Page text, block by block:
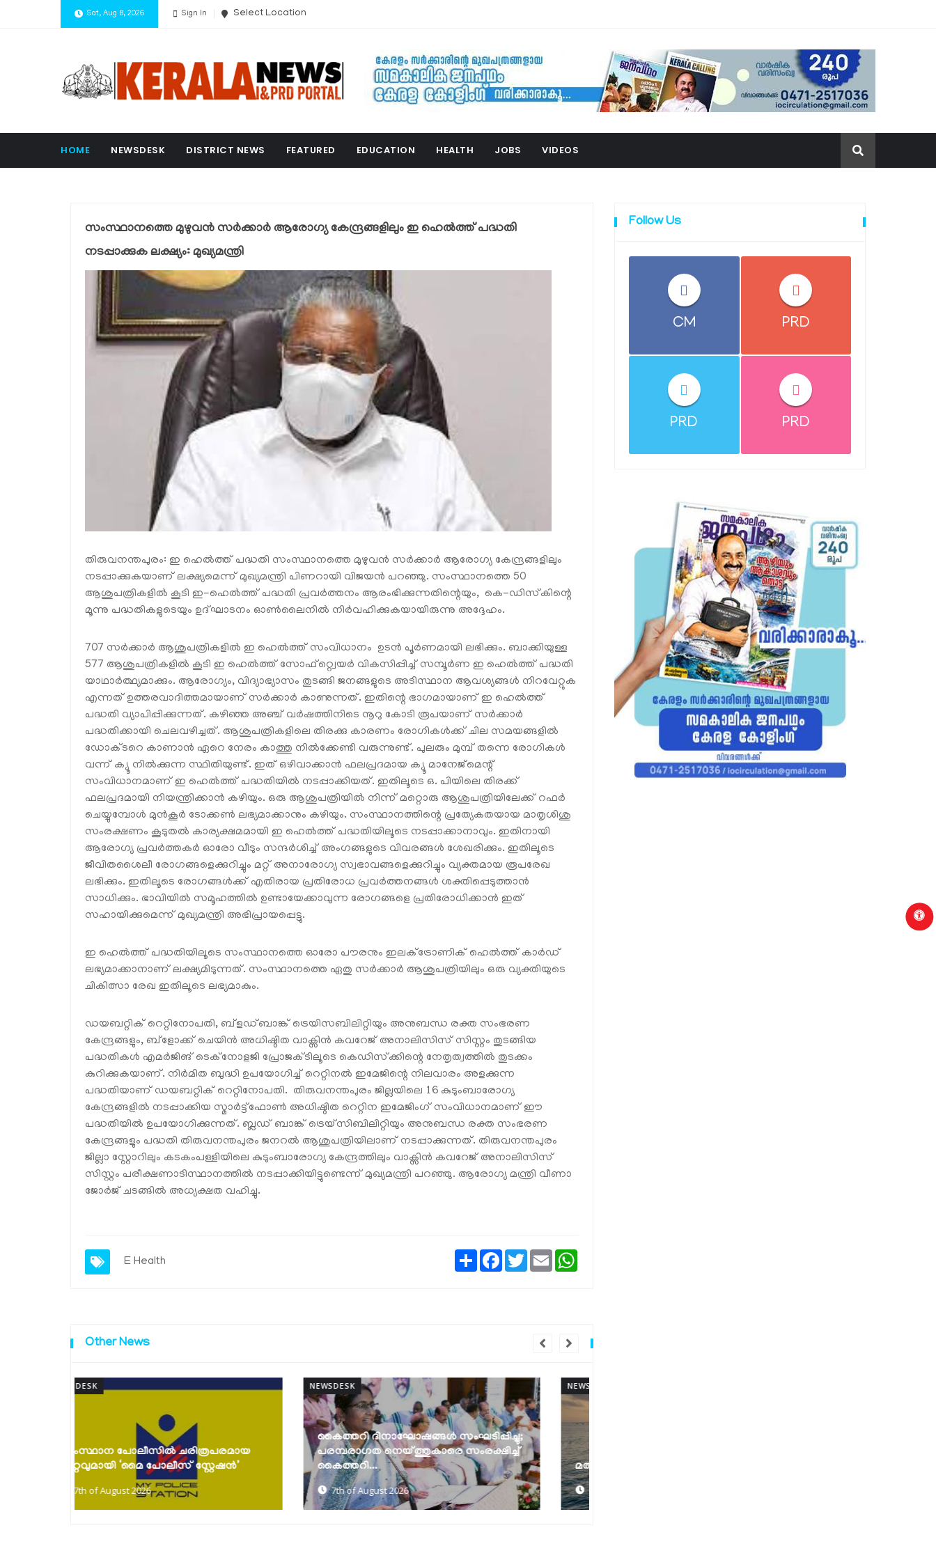
Sat, Aug 8, 2026 Sign In Select Location
HOME NEWSDESK DISTRICT NEWS FEATURED EDUCATION HEALTH JOBS VIDEOS
സംസ്ഥാനത്തെ മുഴുവന്‍ സര്‍ക്കാര്‍ ആരോഗ്യ കേന്ദ്രങ്ങളിലും ഇ ഹെല്‍ത്ത് പദ്ധതി
നടപ്പാക്കുക ലക്ഷ്യം: മുഖ്യമന്ത്രി
തിരുവനന്തപുരം: ഇ ഹെല്‍ത്ത് പദ്ധതി സംസ്ഥാനത്തെ മുഴുവന്‍ സര്‍ക്കാര്‍ ആരോഗ്യ കേന്ദ്രങ്ങളിലും
നടപ്പാക്കുകയാണ് ലക്ഷ്യമെന്ന് മുഖ്യമന്ത്രി പിണറായി വിജയന്‍ പറഞ്ഞു. സംസ്ഥാനത്തെ 50
ആശുപത്രികളില്‍ കൂടി ഇ-ഹെല്‍ത്ത് പദ്ധതി പ്രവര്‍ത്തനം ആരംഭിക്കുന്നതിന്റെയും, കെ-ഡിസ്‌കിന്റെ
മൂന്നു പദ്ധതികളുടെയും ഉദ്ഘാടനം ഓണ്‍ലൈനില്‍ നിര്‍വഹിക്കുകയായിരുന്നു അദ്ദേഹം.
707 സര്‍ക്കാര്‍ ആശുപത്രികളില്‍ ഇ ഹെല്‍ത്ത് സംവിധാനം ഉടന്‍ പൂര്‍ണമായി ലഭിക്കും. ബാക്കിയുള്ള
577 ആശുപത്രികളില്‍ കൂടി ഇ ഹെല്‍ത്ത് സോഫ്റ്റ്വെയര്‍ വികസിപ്പിച്ച് സമ്പൂര്‍ണ ഇ ഹെല്‍ത്ത് പദ്ധതി
യാഥാര്‍ത്ഥ്യമാക്കും. ആരോഗ്യം, വിദ്യാഭ്യാസം തുടങ്ങി ജനങ്ങളുടെ അടിസ്ഥാന ആവശ്യങ്ങള്‍ നിറവേറ്റുക
എന്നത് ഉത്തരവാദിത്തമായാണ് സര്‍ക്കാര്‍ കാണുന്നത്. ഇതിന്റെ ഭാഗമായാണ് ഇ ഹെല്‍ത്ത്
പദ്ധതി വ്യാപിപ്പിക്കുന്നത്. കഴിഞ്ഞ അഞ്ച് വര്‍ഷത്തിനിടെ നൂറു കോടി രൂപയാണ് സര്‍ക്കാര്‍
പദ്ധതിക്കായി ചെലവഴിച്ചത്. ആശുപത്രികളിലെ തിരക്കു കാരണം രോഗികള്‍ക്ക് ചില സമയങ്ങളില്‍
ഡോക്ടറെ കാണാന്‍ ഏറെ നേരം കാത്തു നില്‍ക്കേണ്ടി വരുന്നുണ്ട്. പുലരും മുമ്പ് തന്നെ രോഗികള്‍
വന്ന് ക്യൂ നില്‍ക്കുന്ന സ്ഥിതിയുണ്ട്. ഇത് ഒഴിവാക്കാന്‍ ഫലപ്രദമായ ക്യൂ മാനേജ്മെന്റ്
സംവിധാനമാണ് ഇ ഹെല്‍ത്ത് പദ്ധതിയില്‍ നടപ്പാക്കിയത്. ഇതിലൂടെ ഒ. പിയിലെ തിരക്ക്
ഫലപ്രദമായി നിയന്ത്രിക്കാന്‍ കഴിയും. ഒരു ആശുപത്രിയില്‍ നിന്ന് മറ്റൊരു ആശുപത്രിയിലേക്ക് റഫര്‍
ചെയ്യുമ്പോള്‍ മുന്‍കൂര്‍ ടോക്കണ്‍ ലഭ്യമാക്കാനും കഴിയും. സംസ്ഥാനത്തിന്റെ പ്രത്യേകതയായ മാതൃശിശു
സംരക്ഷണം കൂടുതല്‍ കാര്യക്ഷമമായി ഇ ഹെല്‍ത്ത് പദ്ധതിയിലൂടെ നടപ്പാക്കാനാവും. ഇതിനായി
ആരോഗ്യ പ്രവര്‍ത്തകര്‍ ഓരോ വീടും സന്ദര്‍ശിച്ച് അംഗങ്ങളുടെ വിവരങ്ങള്‍ ശേഖരിക്കും. ഇതിലൂടെ
ജീവിതശൈലീ രോഗങ്ങളെക്കുറിച്ചും മറ്റ് അനാരോഗ്യ സ്വഭാവങ്ങളെക്കുറിച്ചും വ്യക്തമായ രൂപരേഖ
ലഭിക്കും. ഇതിലൂടെ രോഗങ്ങള്‍ക്ക് എതിരായ പ്രതിരോധ പ്രവര്‍ത്തനങ്ങള്‍ ശക്തിപ്പെടുത്താന്‍
സാധിക്കും. ഭാവിയില്‍ സമൂഹത്തില്‍ ഉണ്ടായേക്കാവുന്ന രോഗങ്ങളെ പ്രതിരോധിക്കാന്‍ ഇത്
സഹായിക്കുമെന്ന് മുഖ്യമന്ത്രി അഭിപ്രായപ്പെട്ടു.
ഇ ഹെല്‍ത്ത് പദ്ധതിയിലൂടെ സംസ്ഥാനത്തെ ഓരോ പൗരനും ഇലക്ട്രോണിക് ഹെല്‍ത്ത് കാര്‍ഡ്
ലഭ്യമാക്കാനാണ് ലക്ഷ്യമിടുന്നത്. സംസ്ഥാനത്തെ ഏതു സര്‍ക്കാര്‍ ആശുപത്രിയിലും ഒരു വ്യക്തിയുടെ
ചികിത്സാ രേഖ ഇതിലൂടെ ലഭ്യമാകും.
ഡയബറ്റിക് റെറ്റിനോപതി, ബ്ളഡ്ബാങ്ക് ട്രെയിസബിലിറ്റിയും അനുബന്ധ രക്ത സംഭരണ
കേന്ദ്രങ്ങളും, ബ്ളോക്ക് ചെയിന്‍ അധിഷ്ഠിത വാക്സിന്‍ കവറേജ് അനാലിസിസ് സിസ്റ്റം തുടങ്ങിയ
പദ്ധതികള്‍ എമര്‍ജിങ് ടെക്നോളജി പ്രോജക്ടിലൂടെ കെഡിസ്‌ക്കിന്റെ നേതൃത്വത്തില്‍ തുടക്കം
കുറിക്കുകയാണ്. നിര്‍മിത ബുദ്ധി ഉപയോഗിച്ച് റെറ്റിനല്‍ ഇമേജിന്റെ നിലവാരം അളക്കുന്ന
പദ്ധതിയാണ് ഡയബറ്റിക് റെറ്റിനോപതി. തിരുവനന്തപുരം ജില്ലയിലെ 16 കുടുംബാരോഗ്യ
കേന്ദ്രങ്ങളില്‍ നടപ്പാക്കിയ സ്മാര്‍ട്ട്‌ഫോണ്‍ അധിഷ്ഠിത റെറ്റിന ഇമേജിംഗ് സംവിധാനമാണ് ഈ
പദ്ധതിയില്‍ ഉപയോഗിക്കുന്നത്. ബ്ലഡ് ബാങ്ക് ട്രെയ്‌സിബിലിറ്റിയും അനുബന്ധ രക്ത സംഭരണ
കേന്ദ്രങ്ങളും പദ്ധതി തിരുവനന്തപുരം ജനറല്‍ ആശുപത്രിയിലാണ് നടപ്പാക്കുന്നത്. തിരുവനന്തപുരം
ജില്ലാ സ്റ്റോറിലും കടകംപള്ളിയിലെ കുടുംബാരോഗ്യ കേന്ദ്രത്തിലും വാക്സിന്‍ കവറേജ് അനാലിസിസ്
സിസ്റ്റം പരീക്ഷണാടിസ്ഥാനത്തില്‍ നടപ്പാക്കിയിട്ടുണ്ടെന്ന് മുഖ്യമന്ത്രി പറഞ്ഞു. ആരോഗ്യ മന്ത്രി വീണാ
ജോര്‍ജ് ചടങ്ങില്‍ അധ്യക്ഷത വഹിച്ചു.
E Health
ShareFacebook
TwitterEmail
Other News
NEWSDESK
കൈത്തറി ദിനാഘോഷങ്ങൾ സംഘടിപ്പിച്ചു;
പരമ്പരാഗത നെയ്ത്തുകാരെ സംരക്ഷിച്ച്
കൈത്തറി...
7th of August 2026
NEWSDESK
മത്സ്യത്തൊഴിലാളി ജാഗ്രത നിർദേശം
7th of August 2026
Follow Us
CM PRD
PRD PRD